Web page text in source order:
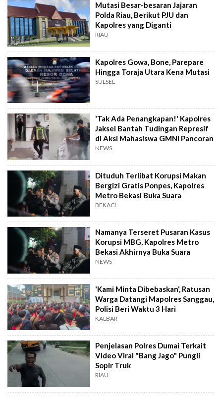
Mutasi Besar-besaran Jajaran
Polda Riau, Berikut PJU dan
Kapolres yang Diganti
RIAU
Kapolres Gowa, Bone, Parepare
Hingga Toraja Utara Kena Mutasi
SULSEL
'Tak Ada Penangkapan!' Kapolres
Jaksel Bantah Tudingan Represif
di Aksi Mahasiswa GMNI Pancoran
NEWS
Dituduh Terlibat Korupsi Makan
Bergizi Gratis Ponpes, Kapolres
Metro Bekasi Buka Suara
BEKACI
Namanya Terseret Pusaran Kasus
Korupsi MBG, Kapolres Metro
Bekasi Akhirnya Buka Suara
NEWS
'Kami Minta Dibebaskan', Ratusan
Warga Datangi Mapolres Sanggau,
Polisi Beri Waktu 3 Hari
KALBAR
Penjelasan Polres Dumai Terkait
Video Viral "Bang Jago" Pungli
Sopir Truk
RIAU